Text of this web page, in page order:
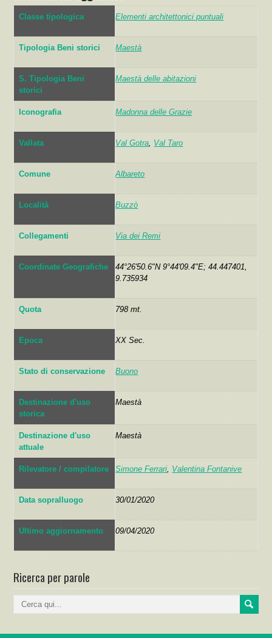
Classe tipologica Elementi architettonici puntuali
Tipologia Beni storici Maestà
S. Tipologia Beni
storici
Maestà delle abitazioni
Iconografia Madonna delle Grazie
Vallata Val Gotra, Val Taro
Comune Albareto
Località Buzzò
Collegamenti Via dei Remi
Coordinate Geografiche
44°26'50.6"N 9°44'09.4"E; 44.447401,
9.735934
Quota 798 mt.
Epoca XX Sec.
Stato di conservazione Buono
Destinazione d'uso
storica
Maestà
Destinazione d'uso
attuale
Maestà
Rilevatore / compilatore Simone Ferrari, Valentina Fontanive
Data sopralluogo 30/01/2020
Ultimo aggiornamento 09/04/2020
Ricerca per parole